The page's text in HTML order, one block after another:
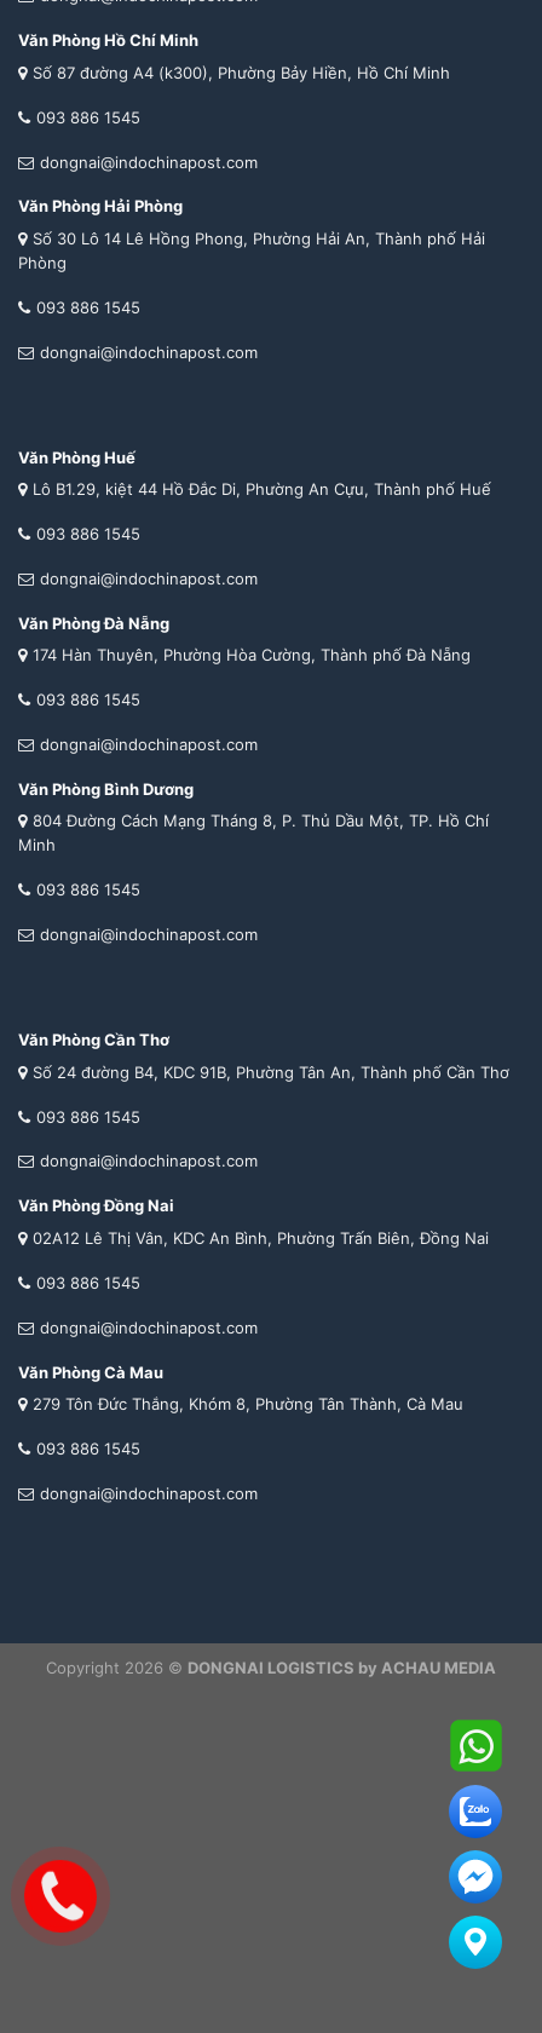
Văn Phòng Hồ Chí Minh
Số 87 đường A4 (k300), Phường Bảy Hiền, Hồ Chí Minh
093 886 1545
dongnai@indochinapost.com
Văn Phòng Hải Phòng
Số 30 Lô 14 Lê Hồng Phong, Phường Hải An, Thành phố Hải
Phòng
093 886 1545
dongnai@indochinapost.com
Văn Phòng Huế
Lô B1.29, kiệt 44 Hồ Đắc Di, Phường An Cựu, Thành phố Huế
093 886 1545
dongnai@indochinapost.com
Văn Phòng Đà Nẵng
174 Hàn Thuyên, Phường Hòa Cường, Thành phố Đà Nẵng
093 886 1545
dongnai@indochinapost.com
Văn Phòng Bình Dương
804 Đường Cách Mạng Tháng 8, P. Thủ Dầu Một, TP. Hồ Chí
Minh
093 886 1545
dongnai@indochinapost.com
Văn Phòng Cần Thơ
Số 24 đường B4, KDC 91B, Phường Tân An, Thành phố Cần Thơ
093 886 1545
dongnai@indochinapost.com
Văn Phòng Đồng Nai
02A12 Lê Thị Vân, KDC An Bình, Phường Trấn Biên, Đồng Nai
093 886 1545
dongnai@indochinapost.com
Văn Phòng Cà Mau
279 Tôn Đức Thắng, Khóm 8, Phường Tân Thành, Cà Mau
093 886 1545
dongnai@indochinapost.com
Copyright 2026 © DONGNAI LOGISTICS by ACHAU MEDIA